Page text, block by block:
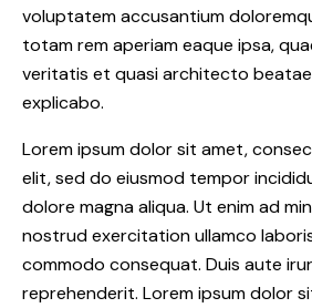
voluptatem accusantium
totam rem aperiam eaque ipsa,
veritatis et quasi architecto
explicabo.
Lorem ipsum dolor sit amet,
elit, sed do eiusmod tempor
dolore magna aliqua. Ut enim ad
nostrud exercitation ullamco
commodo consequat. Duis aute
reprehenderit. Lorem ipsum dolor